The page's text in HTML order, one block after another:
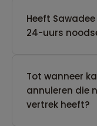
Heeft
24-uurs
Tot wanneer
annuleren die
vertrek heeft?